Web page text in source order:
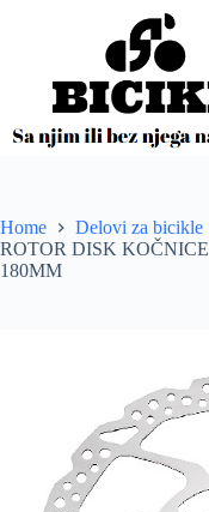
Home Delovi za bicikle
ROTOR DISK
180MM